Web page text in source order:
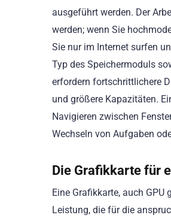
ausgeführt werden. Der
werden; wenn Sie
Sie nur im Internet surfen
Typ des Speichermoduls
erfordern fortschrittlichere
und größere Kapazitäten.
Navigieren zwischen
Wechseln von Aufgaben
Die Grafikkarte für
Eine Grafikkarte, auch
Leistung, die für die